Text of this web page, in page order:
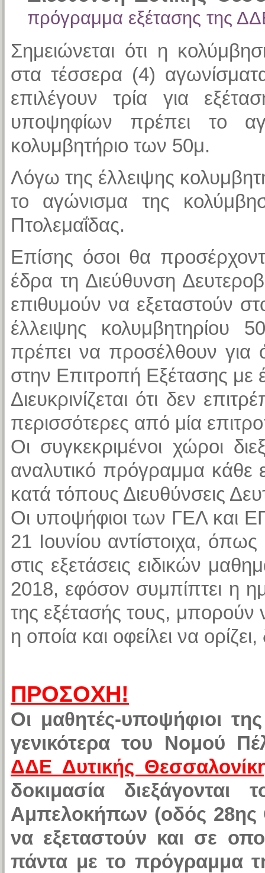
πρόγραμμα εξέτασης της
Σημειώνεται ότι η
στα τέσσερα (4)
επιλέγουν τρία για
υποψηφίων πρέπει το
κολυμβητήριο των 50μ.
Λόγω της έλλειψης
το αγώνισμα της
Πτολεμαΐδας.
Επίσης όσοι θα
έδρα τη Διεύθυνση
επιθυμούν να εξεταστούν
έλλειψης κολυμβητηρίου
πρέπει να προσέλθουν για
στην Επιτροπή Εξέτασης με
Διευκρινίζεται ότι δεν
περισσότερες από μία
Οι συγκεκριμένοι χώροι
αναλυτικό πρόγραμμα κάθε
κατά τόπους Διευθύνσεις
Οι υποψήφιοι των ΓΕΛ και
21 Ιουνίου αντίστοιχα,
στις εξετάσεις ειδικών
2018, εφόσον συμπίπτει η
της εξέτασής τους, μπορούν
η οποία και οφείλει να
ΠΡΟΣΟΧΗ!
Οι μαθητές-υποψήφιοι
γενικότερα του Νομού
ΔΔΕ Δυτικής
δοκιμασία
Αμπελοκήπων (οδός
να εξεταστούν και σε
πάντα με το πρόγραμμα